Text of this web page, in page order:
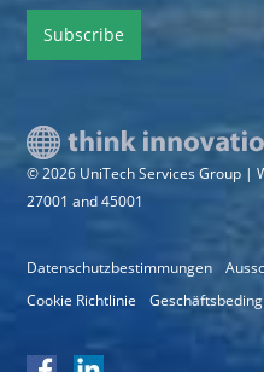
© 2026 UniTech Services Group |
27001 and 45001
Datenschutzbestimmungen
Cookie Richtlinie